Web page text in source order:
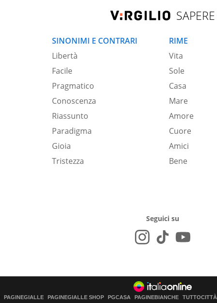
SAPERE
SINONIMI E CONTRARI
Libertà
Facile
Pragmatico
Conoscenza
Riassunto
Paradigma
Gioia
Tristezza
RIME
Vita
Sole
Casa
Mare
Amore
Cuore
Amici
Bene
Seguici su
PAGINEGIALLE PAGINEGIALLE SHOP PGCASA PAGINEBIANCHE TUTTOCITTÀ